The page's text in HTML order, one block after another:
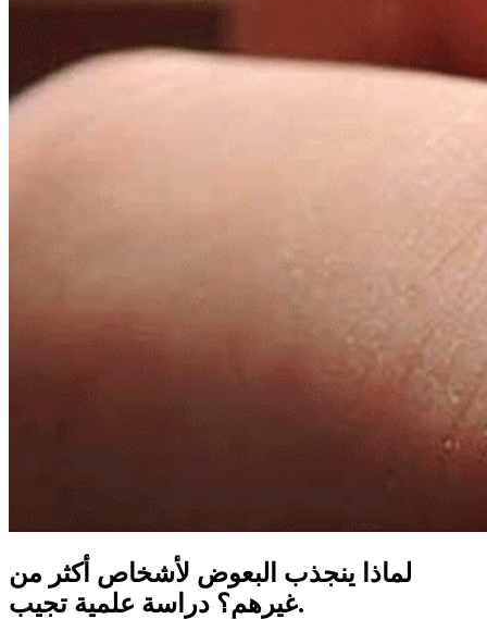
لماذا ينجذب البعوض لأشخاص أكثر من
غيرهم؟ دراسة علمية تجيب.